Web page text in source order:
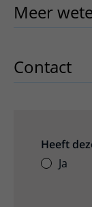
Meer
Contact
Heeft
Ja